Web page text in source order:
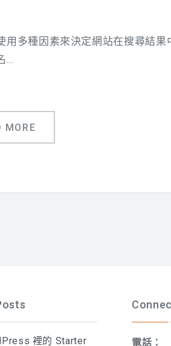
多種因素來決定網站在搜尋結果
…
MORE
裡的 Starter 電話：